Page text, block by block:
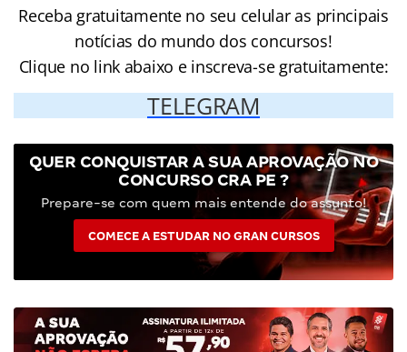
Receba gratuitamente no seu celular as principais
notícias do mundo dos concursos!
Clique no link abaixo e inscreva-se gratuitamente:
TELEGRAM
QUER CONQUISTAR A SUA APROVAÇÃO NO
CONCURSO CRA PE ?
Prepare-se com quem mais entende do assunto!
COMECE A ESTUDAR NO GRAN CURSOS